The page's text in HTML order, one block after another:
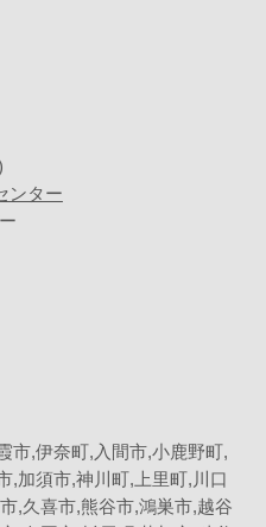
ンター
市,伊奈町,入間市,小鹿野町,
,加須市,神川町,上里町,川口
,久喜市,熊谷市,鴻巣市,越谷